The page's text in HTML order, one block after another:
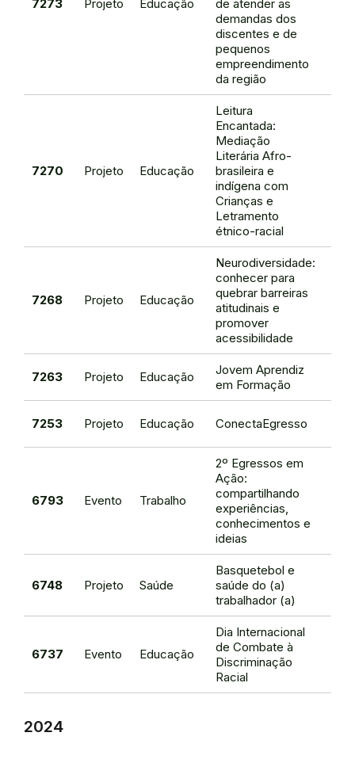
7273 Projeto Educação
de atender as
demandas dos
discentes e de
pequenos
empreendimento
da região
7270 Projeto Educação
Leitura
Encantada:
Mediação
Literária Afro-
brasileira e
indígena com
Crianças e
Letramento
étnico-racial
7268 Projeto Educação
Neurodiversidade:
conhecer para
quebrar barreiras
atitudinais e
promover
acessibilidade
7263 Projeto Educação
Jovem Aprendiz
em Formação
7253 Projeto Educação ConectaEgresso
6793 Evento Trabalho
2º Egressos em
Ação:
compartilhando
experiências,
conhecimentos e
ideias
6748 Projeto Saúde
Basquetebol e
saúde do (a)
trabalhador (a)
6737 Evento Educação
Dia Internacional
de Combate à
Discriminação
Racial
2024